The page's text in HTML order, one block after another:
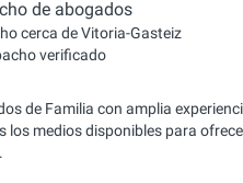
de abogados
cerca de Vitoria-Gasteiz
verificado
de Familia con amplia
medios disponibles para